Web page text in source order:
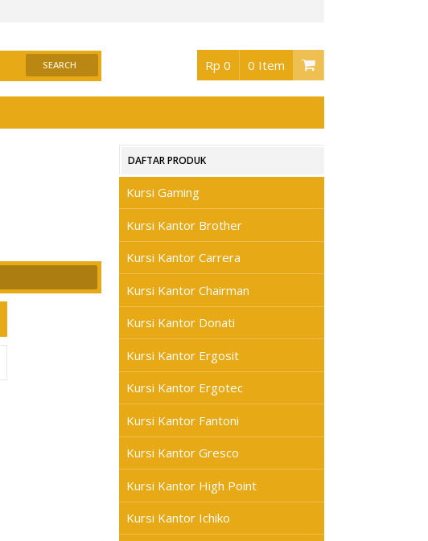
Rp 0 0 Item
DAFTAR PRODUK
Kursi Gaming
Kursi Kantor Brother
Kursi Kantor Carrera
Kursi Kantor Chairman
Kursi Kantor Donati
Kursi Kantor Ergosit
Kursi Kantor Ergotec
Kursi Kantor Fantoni
Kursi Kantor Gresco
Kursi Kantor High Point
Kursi Kantor Ichiko